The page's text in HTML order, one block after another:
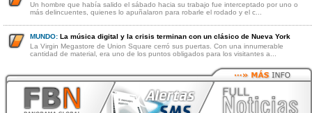
Un hombre que había salido el sábado hacia su trabajo fue interceptado por uno o
más delincuentes, quienes lo apuñalaron para robarle el rodado y el c...
MUNDO: La música digital y la crisis terminan con un clásico de Nueva York
La Virgin Megastore de Union Square cerró sus puertas. Con una innumerable
cantidad de material, era uno de los puntos obligados para los visitantes a...